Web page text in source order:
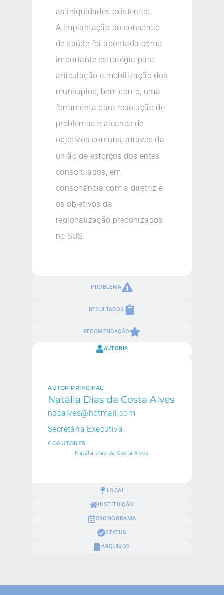
PROBLEMA
RESULTADOS
RECOMENDAÇÃO
as iniquidades existentes.
A implantação do consórcio
de saúde foi apontada como
importante estratégia para
articulação e mobilização dos
municípios, bem como, uma
ferramenta para resolução de
problemas e alcance de
objetivos comuns, através da
união de esforços dos entes
consorciados, em
consonância com a diretriz e
os objetivos da
regionalização preconizados
no SUS.
AUTORIA
LOCAL
INSTITUIÇÃO
CRONOGRAMA
STATUS
ARQUIVOS
AUTOR PRINCIPAL
Natália Dias da Costa Alves
ndcalves@hotmail.com
Secretária Executiva
COAUTORES
Natália Dias da Costa Alves